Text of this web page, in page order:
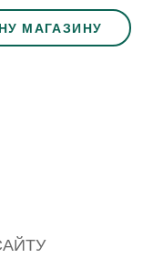
МАГАЗИНУ